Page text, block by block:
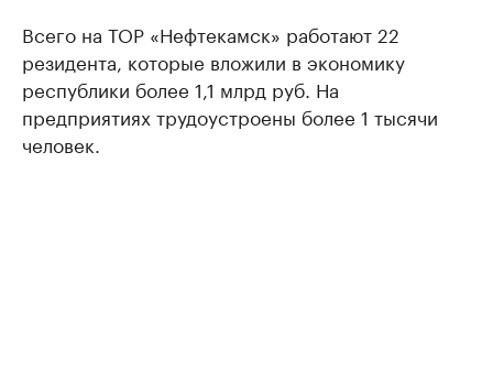
Всего на ТОР «Нефтекамск» работают 22
резидента, которые вложили в экономику
республики более 1,1 млрд руб. На
предприятиях трудоустроены более 1 тысячи
человек.